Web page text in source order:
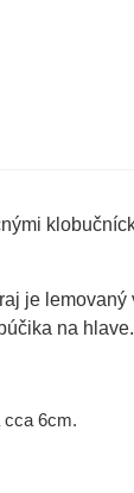
je
na hlave.
6cm.